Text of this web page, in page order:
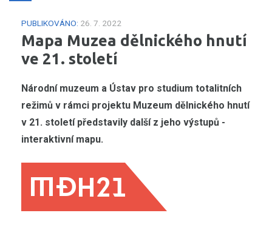
PUBLIKOVÁNO: 26. 7. 2022
Mapa Muzea dělnického hnutí
ve 21. století
Národní muzeum a Ústav pro studium totalitních
režimů v rámci projektu Muzeum dělnického hnutí
v 21. století představily další z jeho výstupů -
interaktivní mapu.